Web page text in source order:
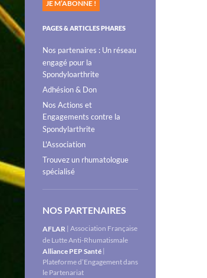
PAGES & ARTICLES PHARES
Nos partenaires : Un réseau
engagé pour la
Spondyloarthrite
Adhésion & Don
Nos Actions et
Engagements contre la
Spondylarthrite
L'Association
Trouvez un rhumatologue
spécialisé
NOS PARTENAIRES
AFLAR | Association Française
de Lutte Anti-Rhumatismale
Alliance PEP Santé |
Plateforme d’Engagement dans
le Partenariat